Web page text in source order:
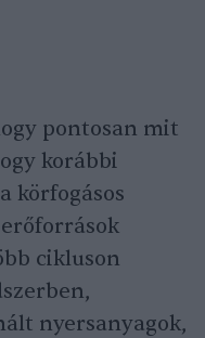
pontosan mit
korábbi
körfogásos
cikluson
nyersanyagok,